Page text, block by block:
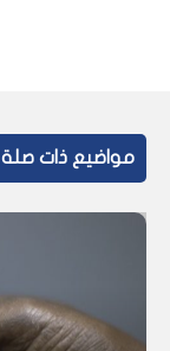
مواضيع ذات صلة